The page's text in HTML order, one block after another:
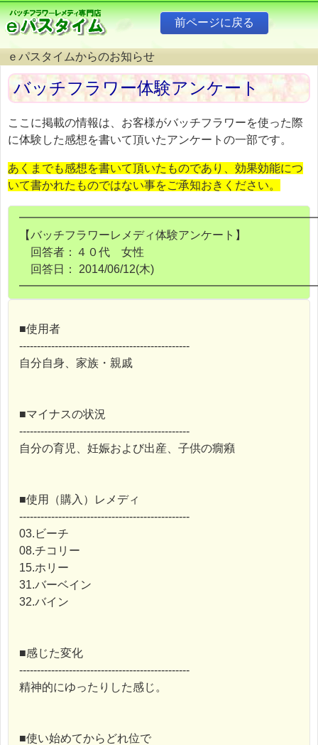
ｅパスタイムからのお知らせ
バッチフラワー体験アンケート
ここに掲載の情報は、お客様がバッチフラワーを使った際
に体験した感想を書いて頂いたアンケートの一部です。
あくまでも感想を書いて頂いたものであり、効果効能につ
いて書かれたものではない事をご承知おきください。
【バッチフラワーレメディ体験アンケート】
回答者：４０代 女性
回答日： 2014/06/12(木)
■使用者
------------------------------------------------
自分自身、家族・親戚
■マイナスの状況
------------------------------------------------
自分の育児、妊娠および出産、子供の癇癪
■使用（購入）レメディ
------------------------------------------------
03.ビーチ
08.チコリー
15.ホリー
31.バーベイン
32.バイン
■感じた変化
------------------------------------------------
精神的にゆったりした感じ。
■使い始めてからどれ位で